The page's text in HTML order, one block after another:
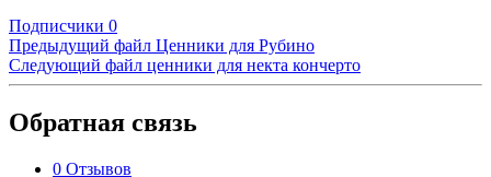
Подписчики 0
Предыдущий файл Ценники для Рубино
Следующий файл ценники для некта кончерто
Обратная связь
0 Отзывов